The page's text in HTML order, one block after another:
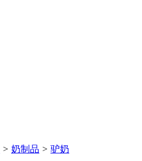
> 奶制品 > 驴奶